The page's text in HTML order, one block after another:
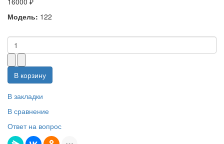
Модель: 122
В корзину
В закладки
В сравнение
Ответ на вопрос